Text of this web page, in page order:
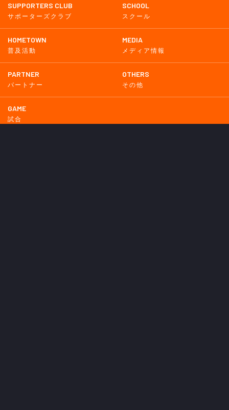
SUPPORTERS CLUB
サポーターズクラブ
SCHOOL
スクール
HOMETOWN
普及活動
MEDIA
メディア情報
PARTNER
パートナー
OTHERS
その他
GAME
試合